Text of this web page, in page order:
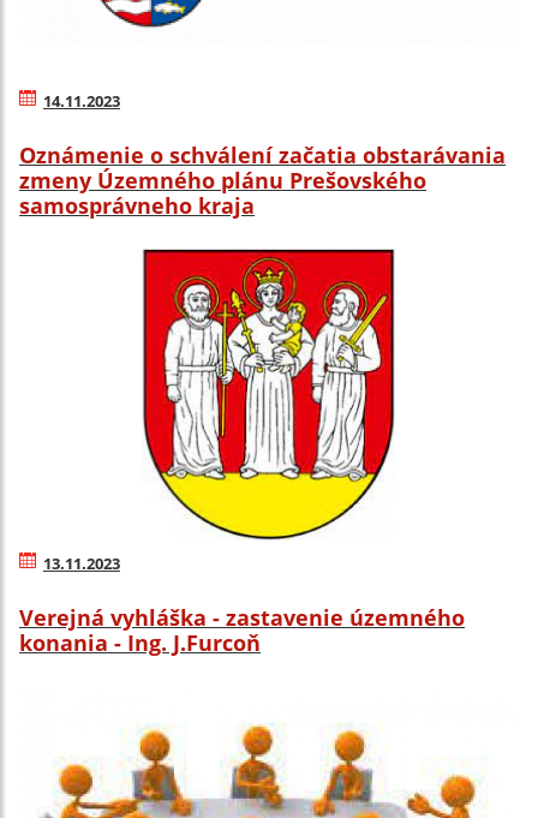
14.11.2023
Oznámenie o schválení začatia obstarávania
zmeny Územného plánu Prešovského
samosprávneho kraja
13.11.2023
Verejná vyhláška - zastavenie územného
konania - Ing. J.Furcoň